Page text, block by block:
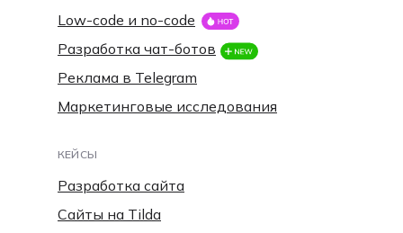
Разработка сайта
Сайты на Tilda
КЕЙСЫ
Low-code и no-code
Разработка чат-ботов
Реклама в Telegram
Маркетинговые исследования